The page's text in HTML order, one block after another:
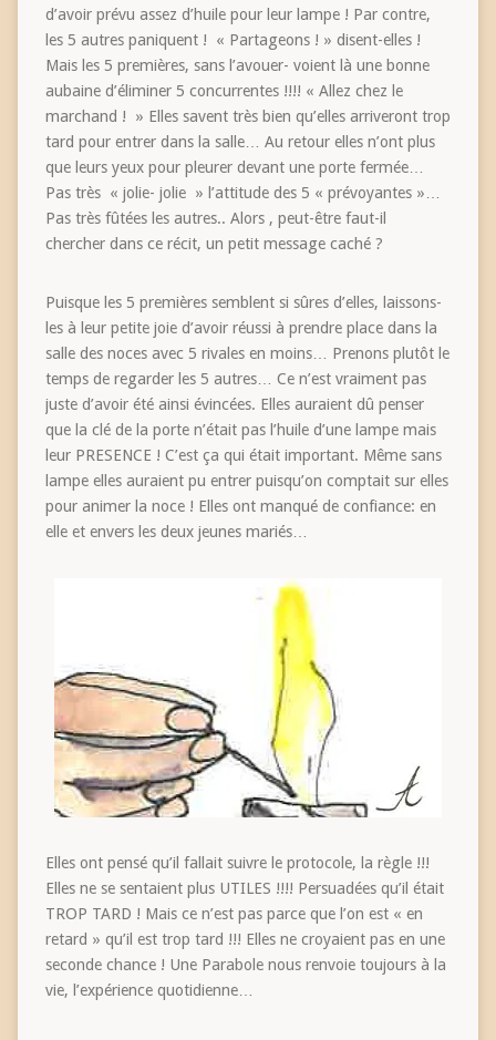
d’avoir prévu assez d’huile pour leur lampe ! Par contre,
les 5 autres paniquent ! « Partageons ! » disent-elles !
Mais les 5 premières, sans l’avouer- voient là une bonne
aubaine d’éliminer 5 concurrentes !!!! « Allez chez le
marchand ! » Elles savent très bien qu’elles arriveront trop
tard pour entrer dans la salle… Au retour elles n’ont plus
que leurs yeux pour pleurer devant une porte fermée…
Pas très « jolie- jolie » l’attitude des 5 « prévoyantes »…
Pas très fûtées les autres.. Alors , peut-être faut-il
chercher dans ce récit, un petit message caché ?
Puisque les 5 premières semblent si sûres d’elles, laissons-
les à leur petite joie d’avoir réussi à prendre place dans la
salle des noces avec 5 rivales en moins… Prenons plutôt le
temps de regarder les 5 autres… Ce n’est vraiment pas
juste d’avoir été ainsi évincées. Elles auraient dû penser
que la clé de la porte n’était pas l’huile d’une lampe mais
leur PRESENCE ! C’est ça qui était important. Même sans
lampe elles auraient pu entrer puisqu’on comptait sur elles
pour animer la noce ! Elles ont manqué de confiance: en
elle et envers les deux jeunes mariés…
Elles ont pensé qu’il fallait suivre le protocole, la règle !!!
Elles ne se sentaient plus UTILES !!!! Persuadées qu’il était
TROP TARD ! Mais ce n’est pas parce que l’on est « en
retard » qu’il est trop tard !!! Elles ne croyaient pas en une
seconde chance ! Une Parabole nous renvoie toujours à la
vie, l’expérience quotidienne…